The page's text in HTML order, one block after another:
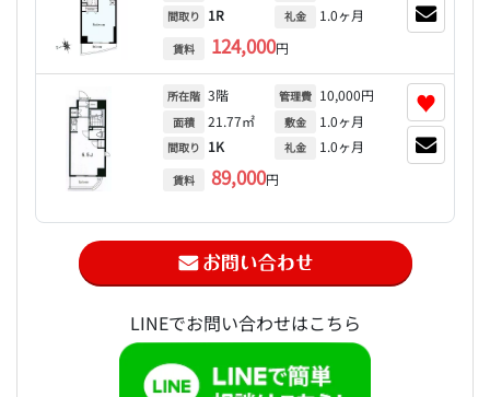
間取り 1R
賃料 124,000円
礼金 1.0ヶ月
所在階 3階
面積 21.77㎡
間取り 1K
賃料 89,000円
管理費 10,000円
敷金 1.0ヶ月
礼金 1.0ヶ月
♥
LINEでお問い合わせはこちら